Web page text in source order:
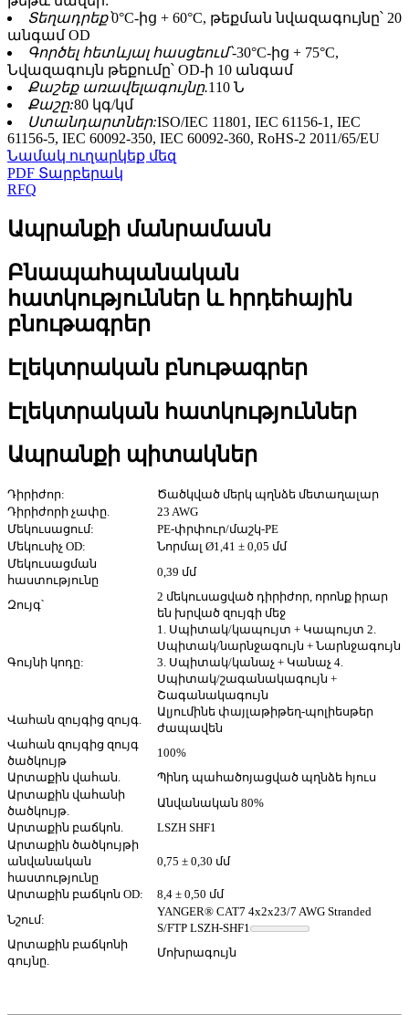
Տեղադրեք՝0°C-ից + 60°C, թեքման նվազագույնը՝ 20
անգամ OD
Գործել հետևյալ հասցեում՝-30°C-ից + 75°C,
Նվազագույն թեքումը՝ OD-ի 10 անգամ
Քաշեք առավելագույնը.110 Ն
Քաշը:80 կգ/կմ
Ստանդարտներ:ISO/IEC 11801, IEC 61156-1, IEC
61156-5, IEC 60092-350, IEC 60092-360, RoHS-2 2011/65/EU
Նամակ ուղարկեք մեզ
PDF Տարբերակ
RFQ
Ապրանքի մանրամասն
Բնապահպանական
հատկություններ և հրդեհային
բնութագրեր
Էլեկտրական բնութագրեր
Էլեկտրական հատկություններ
Ապրանքի պիտակներ
Դիրիժոր:
Ծածկված մերկ պղնձե մետաղալար
Դիրիժորի չափը.
23 AWG
Մեկուսացում:
PE-փրփուր/մաշկ-PE
Մեկուսիչ OD:
Նորմալ Ø1,41 ± 0,05 մմ
Մեկուսացման
հաստությունը
0,39 մմ
Զույգ՝
2 մեկուսացված դիրիժոր, որոնք իրար
են խրված զույգի մեջ
Գույնի կոդը:
1. Սպիտակ/կապույտ + Կապույտ 2.
Սպիտակ/նարնջագույն + Նարնջագույն
3. Սպիտակ/կանաչ + Կանաչ 4.
Սպիտակ/շագանակագույն +
Շագանակագույն
Վահան զույգից զույգ.
Ալյումինե փայլաթիթեղ-պոլիեսթեր
ժապավեն
Վահան զույգից զույգ
ծածկույթ
100%
Արտաքին վահան.
Պինդ պահածոյացված պղնձե հյուս
Արտաքին վահանի
ծածկույթ.
Անվանական 80%
Արտաքին բաճկոն.
LSZH SHF1
Արտաքին ծածկույթի
անվանական
հաստությունը
0,75 ± 0,30 մմ
Արտաքին բաճկոն OD:
8,4 ± 0,50 մմ
Նշում:
YANGER® CAT7 4x2x23/7 AWG Stranded
S/FTP LSZH-SHF1
Արտաքին բաճկոնի
գույնը.
Մոխրագույն